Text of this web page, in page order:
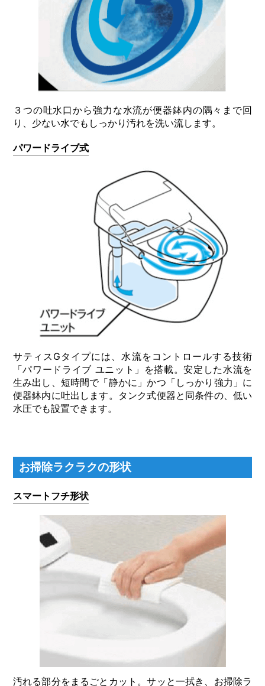
３つの吐水口から強力な水流が便器鉢内の隅々まで回
り、少ない水でもしっかり汚れを洗い流します。
パワードライブ式
サティスGタイプには、水流をコントロールする技術
「パワードライブ ユニット」を搭載。安定した水流を
生み出し、短時間で「静かに」かつ「しっかり強力」に
便器鉢内に吐出します。タンク式便器と同条件の、低い
水圧でも設置できます。
お掃除ラクラクの形状
スマートフチ形状
汚れる部分をまるごとカット。サッと一拭き、お掃除ラ